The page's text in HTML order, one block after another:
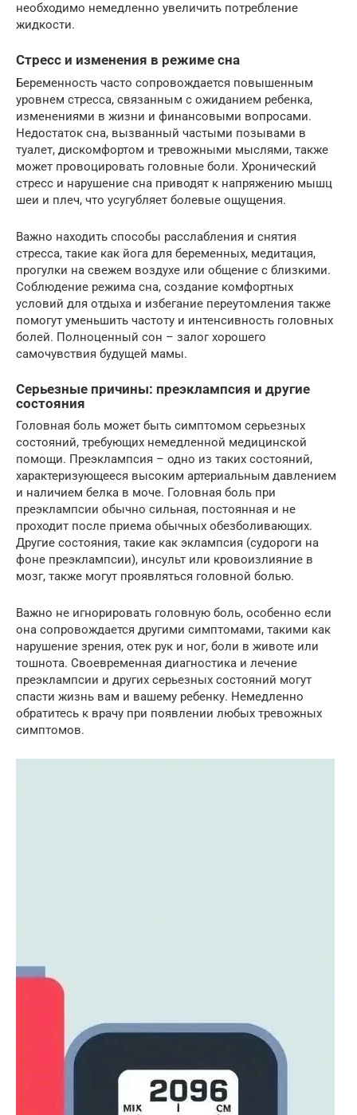
необходимо немедленно увеличить потребление
жидкости.
Стресс и изменения в режиме сна
Беременность часто сопровождается повышенным
уровнем стресса, связанным с ожиданием ребенка,
изменениями в жизни и финансовыми вопросами.
Недостаток сна, вызванный частыми позывами в
туалет, дискомфортом и тревожными мыслями, также
может провоцировать головные боли. Хронический
стресс и нарушение сна приводят к напряжению мышц
шеи и плеч, что усугубляет болевые ощущения.
Важно находить способы расслабления и снятия
стресса, такие как йога для беременных, медитация,
прогулки на свежем воздухе или общение с близкими.
Соблюдение режима сна, создание комфортных
условий для отдыха и избегание переутомления также
помогут уменьшить частоту и интенсивность головных
болей. Полноценный сон – залог хорошего
самочувствия будущей мамы.
Серьезные причины: преэклампсия и другие
состояния
Головная боль может быть симптомом серьезных
состояний, требующих немедленной медицинской
помощи. Преэклампсия – одно из таких состояний,
характеризующееся высоким артериальным давлением
и наличием белка в моче. Головная боль при
преэклампсии обычно сильная, постоянная и не
проходит после приема обычных обезболивающих.
Другие состояния, такие как эклампсия (судороги на
фоне преэклампсии), инсульт или кровоизлияние в
мозг, также могут проявляться головной болью.
Важно не игнорировать головную боль, особенно если
она сопровождается другими симптомами, такими как
нарушение зрения, отек рук и ног, боли в животе или
тошнота. Своевременная диагностика и лечение
преэклампсии и других серьезных состояний могут
спасти жизнь вам и вашему ребенку. Немедленно
обратитесь к врачу при появлении любых тревожных
симптомов.